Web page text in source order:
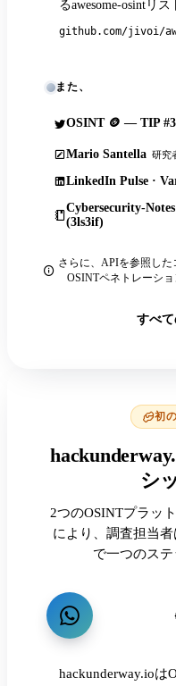
るawesome-osintリ
github.com/jivoi/
また、
OSINT 🪙 — TIP
Mario Santella 研究
LinkedIn Pulse ·
Cybersecurity-Notes
(3ls3if)
さらに、APIを参照した
OSINTペネトレーシ
すべ
初
シ
2つのOSINTプラッ
により、調査担当
で一つのステ
hackunderway.ioは